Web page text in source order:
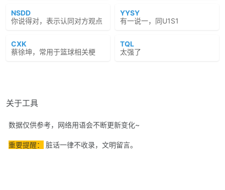
NSDD
你说得对，表示认同对方观点
YYSY
有一说一，同U1S1
CXK
蔡徐坤，常用于篮球相关梗
TQL
太强了
关于工具
数据仅供参考，网络用语会不断更新变化~
重要提醒： 脏话一律不收录，文明留言。